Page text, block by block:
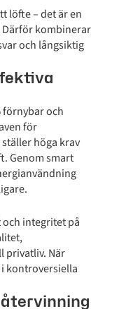
löfte – det är en
kombinerar
och långsiktig
förnybar och
för
ställer höga krav
Genom smart
integritet på
privatliv. När
i kontroversiella